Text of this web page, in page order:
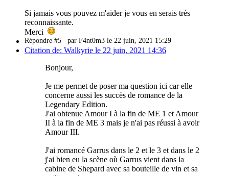
Si jamais vous pouvez m'aider je vous en serais très
reconnaissante.
Merci
Répondre #5 par F4nt0m3 le 22 juin, 2021 15:29
Citation de: Walkyrie le 22 juin, 2021 14:36
Bonjour,
Je me permet de poser ma question ici car elle
concerne aussi les succès de romance de la
Legendary Edition.
J'ai obtenue Amour I à la fin de ME 1 et Amour
II à la fin de ME 3 mais je n'ai pas réussi à avoir
Amour III.
J'ai romancé Garrus dans le 2 et le 3 et dans le 2
j'ai bien eu la scène où Garrus vient dans la
cabine de Shepard avec sa bouteille de vin et sa